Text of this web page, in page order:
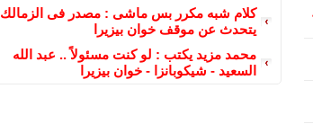
كلام شبه مكرر بس ماشى : مصدر فى الزمالك
يتحدث عن موقف خوان بيزيرا
محمد مزيد يكتب : لو كنت مسئولاً .. عبد الله
السعيد - شيكوبانزا - خوان بيزيرا